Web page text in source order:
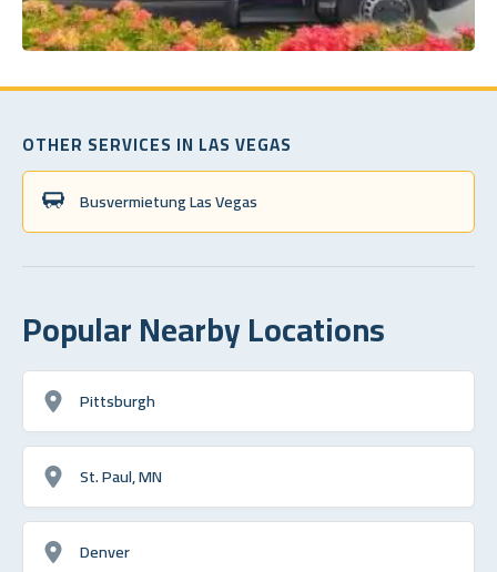
OTHER SERVICES IN LAS VEGAS
Busvermietung Las Vegas
Popular Nearby Locations
Pittsburgh
St. Paul, MN
Denver